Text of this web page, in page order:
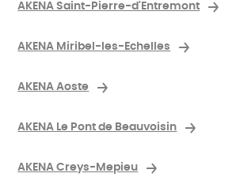
AKENA Saint-Pierre-d'Entremont
AKENA Miribel-les-Echelles
AKENA Aoste
AKENA Le Pont de Beauvoisin
AKENA Creys-Mepieu